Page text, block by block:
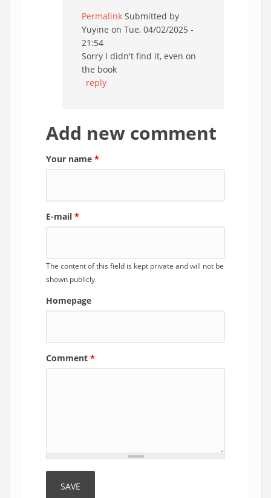
Permalink Submitted by
Yuyine on Tue, 04/02/2025 -
21:54
Sorry I didn't find it, even on
the book
reply
Add new comment
Your name *
E-mail *
The content of this field is kept private and will not be
shown publicly.
Homepage
Comment *